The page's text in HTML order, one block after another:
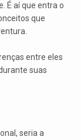
É aí que entra o
que
entre eles
suas
seria a